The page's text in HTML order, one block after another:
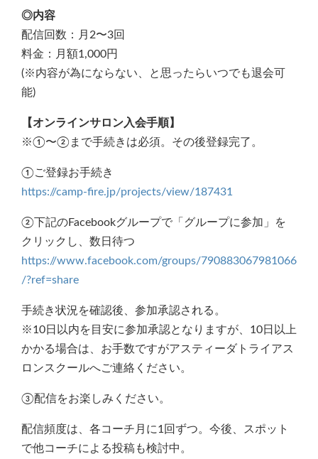
◎内容
配信回数：月2〜3回
料金：月額1,000円
(※内容が為にならない、と思ったらいつでも退会可
能)
【オンラインサロン入会手順】
※①〜②まで手続きは必須。その後登録完了。
①ご登録お手続き
https://camp-fire.jp/projects/view/187431
②下記のFacebookグループで「グループに参加」を
クリックし、数日待つ
https://www.facebook.com/groups/790883067981066
/?ref=share
手続き状況を確認後、参加承認される。
※10日以内を目安に参加承認となりますが、10日以上
かかる場合は、お手数ですがアスティーダトライアス
ロンスクールへご連絡ください。
③配信をお楽しみください。
配信頻度は、各コーチ月に1回ずつ。今後、スポット
で他コーチによる投稿も検討中。